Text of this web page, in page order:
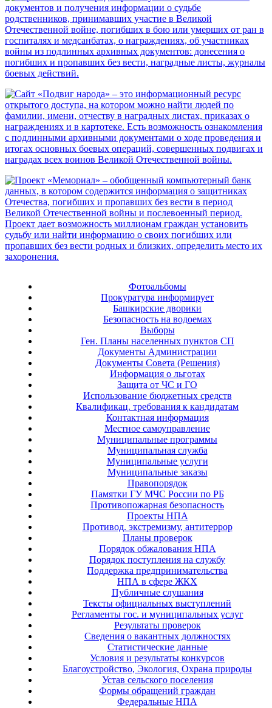
Фотоальбомы
Прокуратура информирует
Башкирские дворики
Безопасность на водоемах
Выборы
Ген. Планы населенных пунктов СП
Документы Администрации
Документы Совета (Решения)
Информация о льготах
Защита от ЧС и ГО
Использование бюджетных средств
Квалификац. требования к кандидатам
Контактная информация
Местное самоуправление
Муниципальные программы
Муниципальная служба
Муниципальные услуги
Муниципальные заказы
Правопорядок
Памятки ГУ МЧС России по РБ
Противопожарная безопасность
Проекты НПА
Противод. экстремизму, антитеррор
Планы проверок
Порядок обжалования НПА
Порядок поступления на службу
Поддержка предпринимательства
НПА в сфере ЖКХ
Публичные слушания
Тексты официальных выступлений
Регламенты гос. и муниципальных услуг
Результаты проверок
Сведения о вакантных должностях
Статистические данные
Условия и результаты конкурсов
Благоустройство, Экология, Охрана природы
Устав сельского поселения
Формы обращений граждан
Федеральные НПА